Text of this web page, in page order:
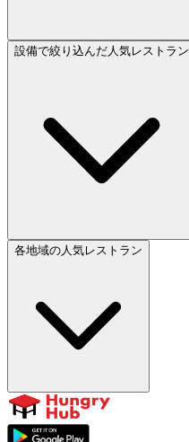
設備で絞り込んだ人気レストラン
各地域の人気レストラン